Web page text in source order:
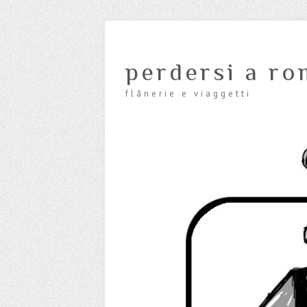
perdersi a
flânerie e viaggetti